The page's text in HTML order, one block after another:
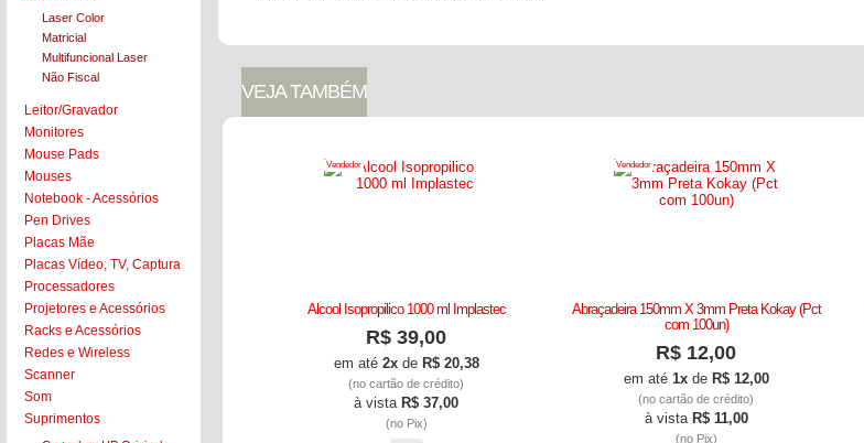
Laser Color
Matricial
Multifuncional Laser
Não Fiscal
Leitor/Gravador
Monitores
Mouse Pads
Mouses
Notebook - Acessórios
Pen Drives
Placas Mãe
Placas Vídeo, TV, Captura
Processadores
Projetores e Acessórios
Racks e Acessórios
Redes e Wireless
Scanner
Som
Suprimentos
VEJA TAMBÉM
Vendedor
Alcool Isopropilico 1000 ml Implastec
R$ 39,00
em até 2xde R$ 20,38
(no cartão de crédito)
à vista R$ 37,00
(no Pix)
Vendedor
Abraçadeira 150mm X 3mm Preta Kokay (Pct
com 100un)
R$ 12,00
em até 1xde R$ 12,00
(no cartão de crédito)
à vista R$ 11,00
(no Pix)